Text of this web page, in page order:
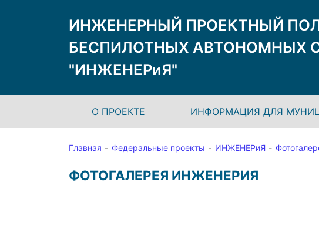
ИНЖЕНЕРНЫЙ ПРОЕКТНЫЙ
БЕСПИЛОТНЫХ АВТОНОМНЫХ
"ИНЖЕНЕРиЯ"
О ПРОЕКТЕ ИНФОРМАЦИЯ ДЛЯ
Главная Федеральные проекты ИНЖЕНЕРиЯ
ФОТОГАЛЕРЕЯ ИНЖЕНЕРИЯ